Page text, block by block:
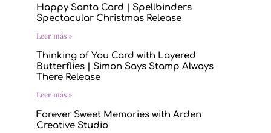
Happy Santa Card | Spellbinders
Spectacular Christmas Release
Leer más »
Thinking of You Card with Layered
Butterflies | Simon Says Stamp Always
There Release
Leer más »
Forever Sweet Memories with Arden
Creative Studio